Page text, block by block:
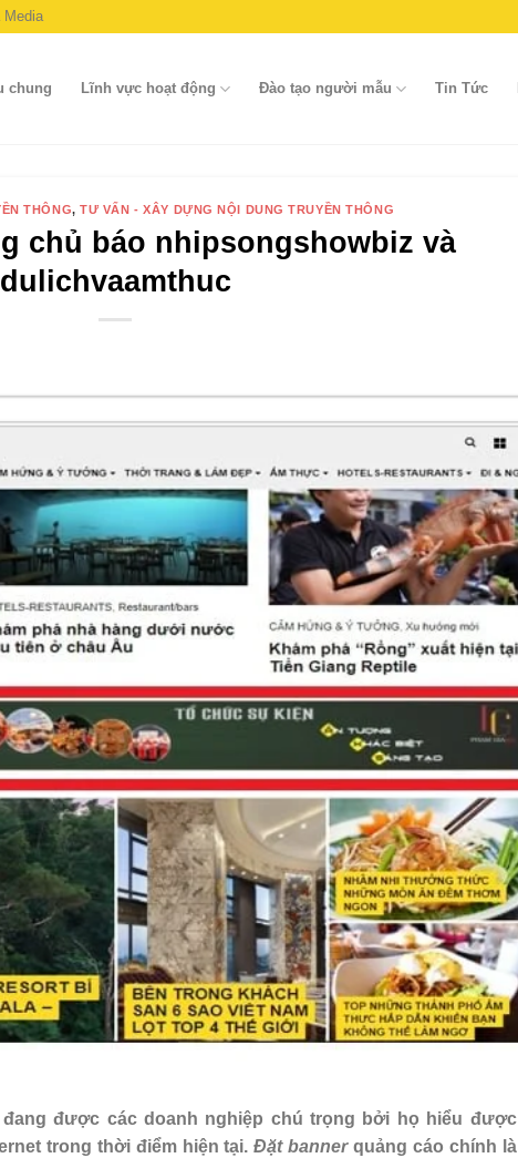
Media
chung Lĩnh vực hoạt động Đào tạo người mẫu Tin Tức
THÔNG,TƯ VẤN - XÂY DỰNG NỘI DUNG TRUYỀN THÔNG
chủ báo nhipsongshowbiz và
dulichvaamthuc
được các doanh nghiệp chú trọng bởi họ hiểu được
trong thời điểm hiện tại.Đặt bannerquảng cáo chính là